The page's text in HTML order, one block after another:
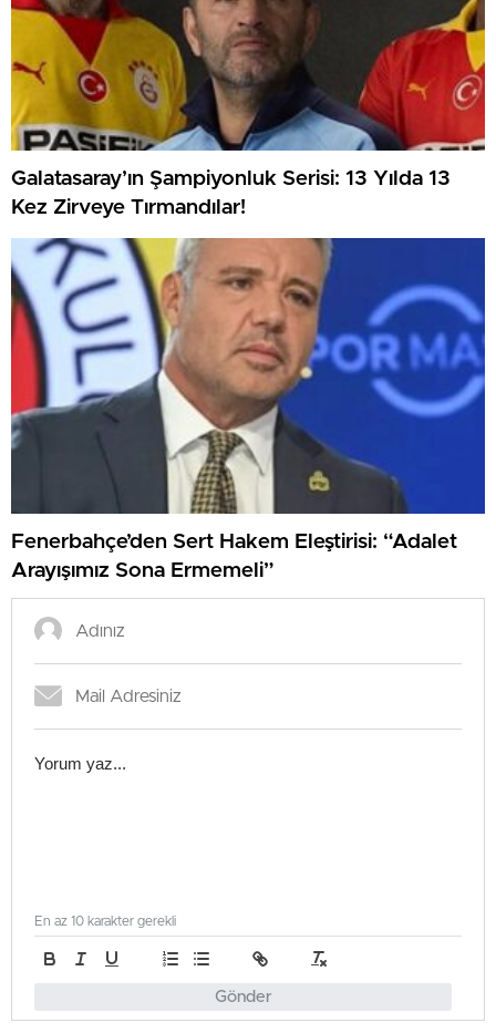
Galatasaray’ın Şampiyonluk Serisi: 13 Yılda 13
Kez Zirveye Tırmandılar!
Fenerbahçe’den Sert Hakem Eleştirisi: “Adalet
Arayışımız Sona Ermemeli”
Gönder
En az 10 karakter gerekli